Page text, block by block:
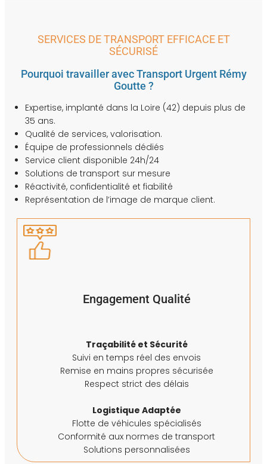
SERVICES DE TRANSPORT EFFICACE ET
SÉCURISÉ
Pourquoi travailler avec Transport Urgent Rémy
Goutte ?
Expertise, implanté dans la Loire (42) depuis plus de
35 ans.
Qualité de services, valorisation.
Équipe de professionnels dédiés
Service client disponible 24h/24
Solutions de transport sur mesure
Réactivité, confidentialité et fiabilité
Représentation de l’image de marque client.
Engagement Qualité
Traçabilité et Sécurité
Suivi en temps réel des envois
Remise en mains propres sécurisée
Respect strict des délais
Logistique Adaptée
Flotte de véhicules spécialisés
Conformité aux normes de transport
Solutions personnalisées